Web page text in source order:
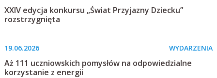
XXIV edycja konkursu „Świat Przyjazny Dziecku”
rozstrzygnięta
19.06.2026 WYDARZENIA
Aż 111 uczniowskich pomysłów na odpowiedzialne
korzystanie z energii